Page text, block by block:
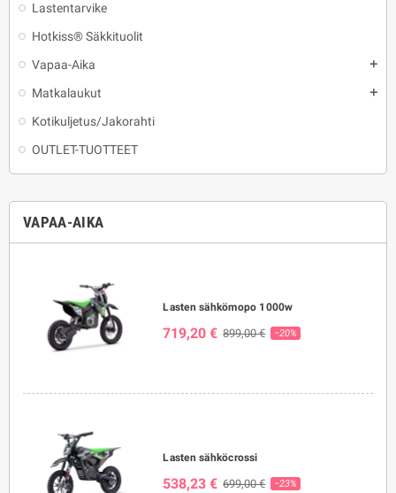
Lastentarvike
Hotkiss® Säkkituolit
Vapaa-Aika
add
Matkalaukut add
Kotikuljetus/Jakorahti
OUTLET-TUOTTEET
VAPAA-AIKA
Lasten sähkömopo 1000w
719,20 € 899,00 € −20%
Lasten sähköcrossi
538,23 € 699,00 € −23%